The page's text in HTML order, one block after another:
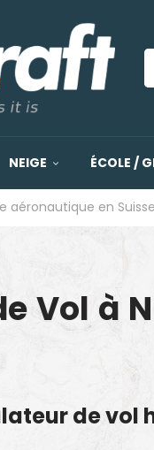
NEIGE ÉCOLE /
aéronautique en Suisse
Vol à
de vol